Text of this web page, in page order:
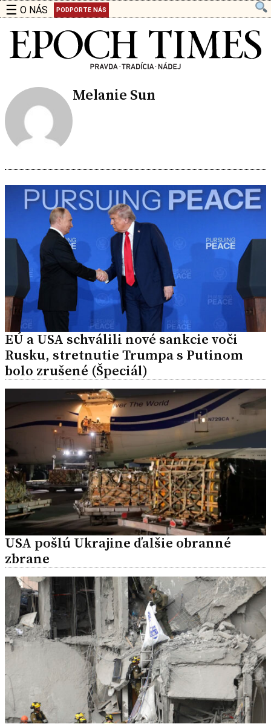
☰ O NÁS PODPORTE NÁS
Melanie Sun
EÚ a USA schválili nové sankcie voči
Rusku, stretnutie Trumpa s Putinom
bolo zrušené (Špeciál)
USA pošlú Ukrajine ďalšie obranné
zbrane